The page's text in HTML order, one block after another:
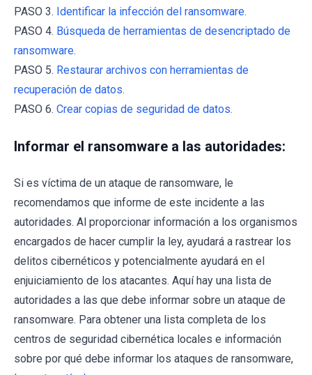
PASO 3. Identificar la infección del ransomware.
PASO 4. Búsqueda de herramientas de desencriptado de
ransomware.
PASO 5. Restaurar archivos con herramientas de
recuperación de datos.
PASO 6. Crear copias de seguridad de datos.
Informar el ransomware a las autoridades:
Si es víctima de un ataque de ransomware, le
recomendamos que informe de este incidente a las
autoridades. Al proporcionar información a los organismos
encargados de hacer cumplir la ley, ayudará a rastrear los
delitos cibernéticos y potencialmente ayudará en el
enjuiciamiento de los atacantes. Aquí hay una lista de
autoridades a las que debe informar sobre un ataque de
ransomware. Para obtener una lista completa de los
centros de seguridad cibernética locales e información
sobre por qué debe informar los ataques de ransomware,